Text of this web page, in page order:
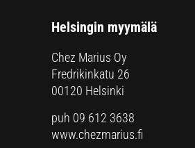
Helsingin myymälä
Chez Marius Oy
Fredrikinkatu 26
00120 Helsinki
puh 09 612 3638
www.chezmarius.fi